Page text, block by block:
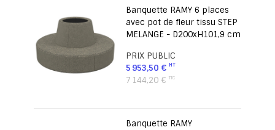
Banquette RAMY 6 places
avec pot de fleur tissu STEP
MELANGE - D200xH101,9 cm
PRIX PUBLIC
5 953,50 €
7 144,20 €
Banquette RAMY